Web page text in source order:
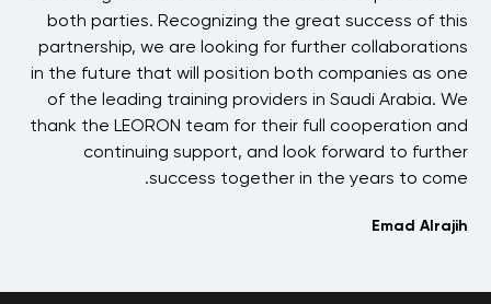
both parties. Recognizing the great success of this
partnership, we are looking for further collaborations
in the future that will position both companies as one
of the leading training providers in Saudi Arabia. We
thank the LEORON team for their full cooperation and
continuing support, and look forward to further
success together in the years to come.
Emad Alrajih